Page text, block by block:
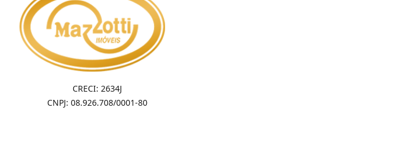
CRECI: 2634J
CNPJ: 08.926.708/0001-80